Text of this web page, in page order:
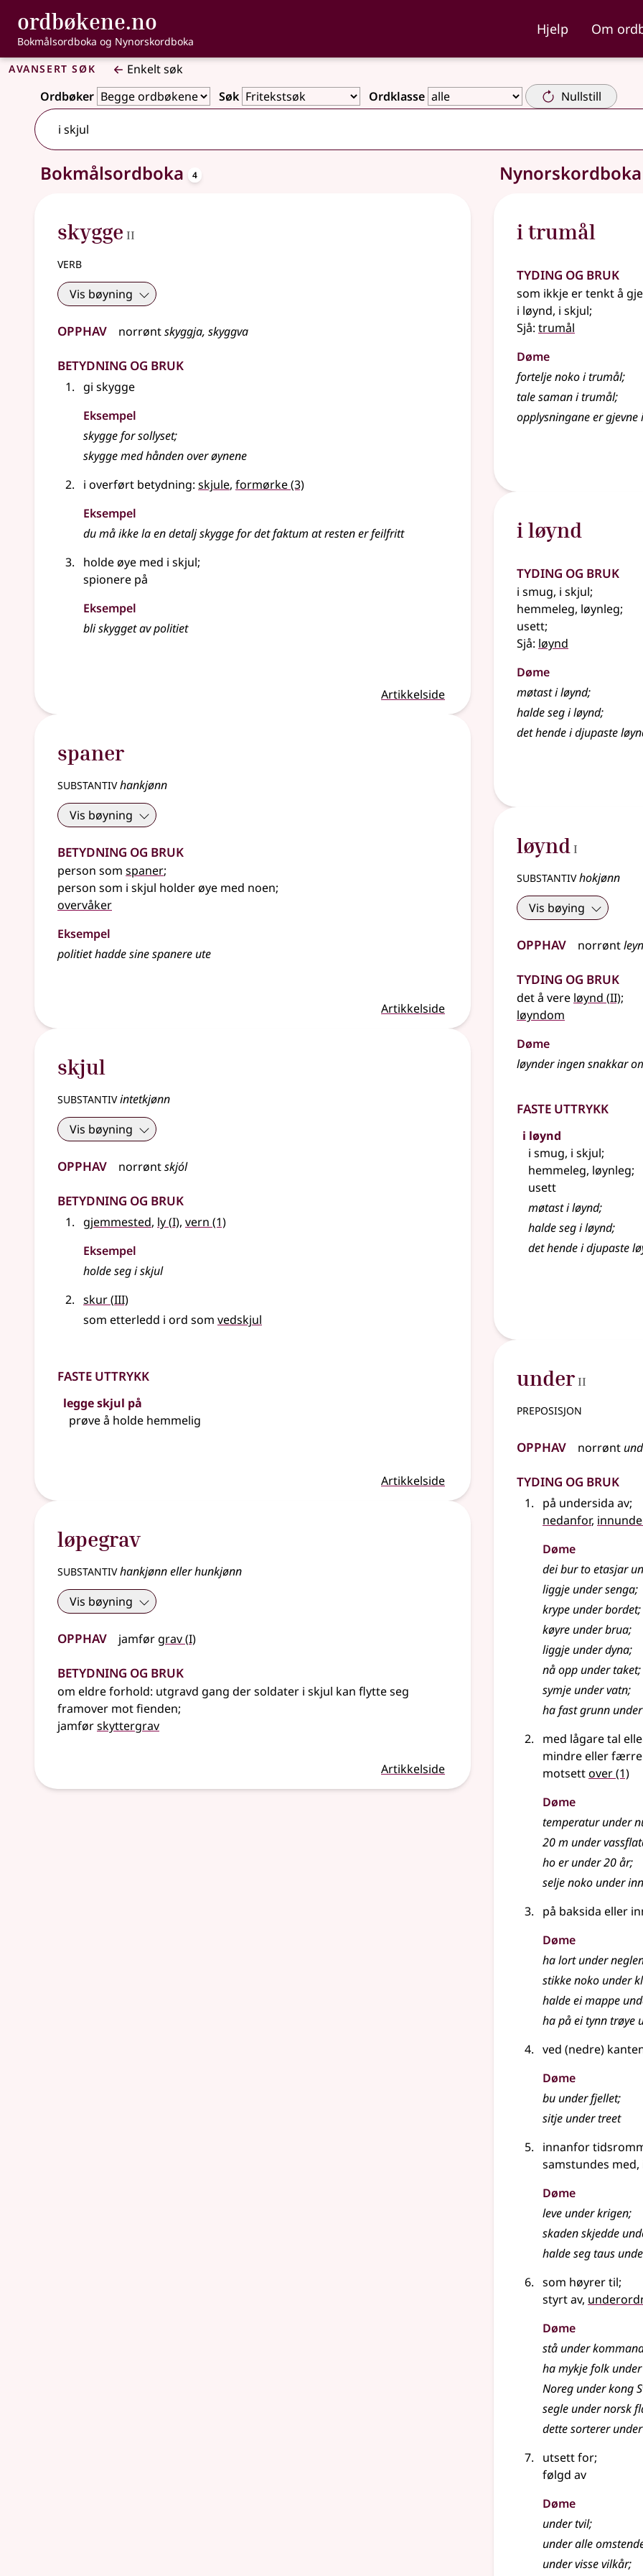
Gå til hovedinnhold
Tilgjengelighet
ordbøkene.no , Bokmålsordboka og Nynorskordboka
Bokmålsordboka og Nynorskordboka
Hjelp Om
Avansert søk
Enkelt søk
Ordbøker
Søk Ordklasse Nullstill
Bokmålsordboka 4
skygge II
verb
Vis bøyning
Opphav norrøntskyggja, skyggva
Betydning og bruk
gi skygge
Eksempel
skygge for sollyset;
skyggemed hånden over øynene
i overført betydning: skjule, formørke(3)
Eksempel
du må ikke la en detaljskyggefor det faktum at resten er feilfritt
holde øye med i skjul;
spionere på
Eksempel
bliskyggetav politiet
Artikkelside
spaner
substantivhankjønn
Vis bøyning
Betydning og bruk
person som spaner;
person som i skjul holder øye med noen;
overvåker
Eksempel
politiet hadde sinespanere ute
Artikkelside
skjul
substantivintetkjønn
Vis bøyning
Opphav norrøntskjól
Betydning og bruk
gjemmested, ly(1
I), vern (1)
Eksempel
holde seg iskjul
skur(3
III)
som etterledd i ord som vedskjul
Faste uttrykk
legge skjul på
prøve å holde hemmelig
Artikkelside
løpegrav
substantivhankjønn eller hunkjønn
Vis bøyning
Opphav jamfør grav(1
I)
Betydning og bruk
om eldre forhold: utgravd gang der soldater i skjul kan flytte seg
framover mot fienden;
jamførskyttergrav
Artikkelside
Nynorskordboka
i trumål
Tyding og bruk
som ikkje er tenkt å
i løynd, i skjul;
Sjå: trumål
Døme
fortelje noko i trumål;
tale saman i trumål;
opplysningane er
i løynd
Tyding og bruk
i smug, i skjul;
hemmeleg, løynleg;
usett;
Sjå: løynd
Døme
møtast i løynd;
halde seg i løynd;
det hende i djupaste
løynd I
substantivhokjønn
Vis bøying
Opphav norrønt
Tyding og bruk
det å vere løynd (2
II);
løyndom
Døme
løynder ingen snakkar
Faste uttrykk
i løynd
i smug, i skjul;
hemmeleg, løynleg;
usett
møtast i løynd;
halde seg i løynd;
det hende i djupaste
under II
preposisjon
Opphav norrønt
Tyding og bruk
på undersida av;
nedanfor,
Døme
dei bur to etasjar
liggje under senga;
krype under bordet;
køyre under brua;
liggje under dyna;
nå opp under taket;
symje under vatn;
ha fast grunn
med lågare tal
mindre eller
motsettover(1)
Døme
temperatur under
20 m under
ho er under 20 år;
selje noko under
på baksida eller
Døme
ha lort under
stikke noko under
halde ei mappe
ha på ei tynn trøye
ved (nedre)
Døme
bu under fjellet;
sitje under treet
innanfor
samstundes med,
Døme
leve under krigen;
skaden skjedde
halde seg taus
som høyrer til;
styrt av,
Døme
stå under
ha mykje folk
Noreg under kong
segle under norsk
dette sorterer
utsett for;
følgd av
Døme
under tvil;
under alle
under visse vilkår;